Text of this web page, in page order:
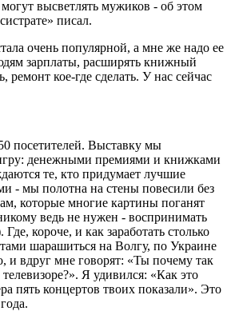
высветлять мужиков - об этом
писал.
очень популярной, а мне же надо ее
зарплаты, расширять книжный
кое-где сделать. У нас сейчас
посетителей. Выставку мы
денежными премиями и книжками
те, кто придумает лучшие
- мы полотна на стены повесили без
которые многие картины поганят
ведь не нужен - воспринимать
короче, и как заработать столько
шарашиться на Волгу, по Украине
и вдруг мне говорят: «Ты почему так
Я удивился: «Как это
пять концертов твоих показали». Это